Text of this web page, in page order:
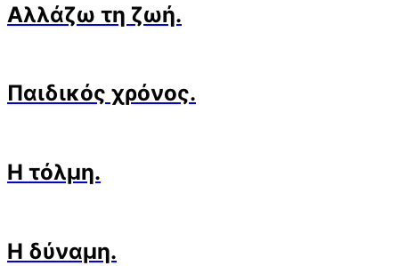
Αλλάζω τη ζωή.
Παιδικός χρόνος.
Η τόλμη.
Η δύναμη.